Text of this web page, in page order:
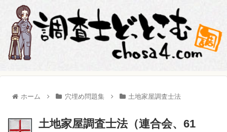
ホーム 穴埋め問題集 土地家屋調査士法
土地家屋調査士法（連合会、61